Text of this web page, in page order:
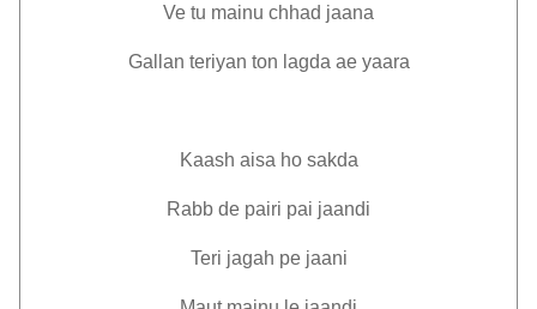
Ve tu mainu chhad jaana
Gallan teriyan ton lagda ae yaara
Kaash aisa ho sakda
Rabb de pairi pai jaandi
Teri jagah pe jaani